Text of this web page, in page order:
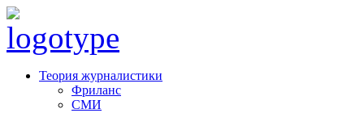
Теория журналистики
Фриланс
СМИ